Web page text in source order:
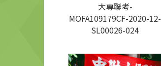
大專聯考-
MOFA109179CF-2020-12-
SL00026-024